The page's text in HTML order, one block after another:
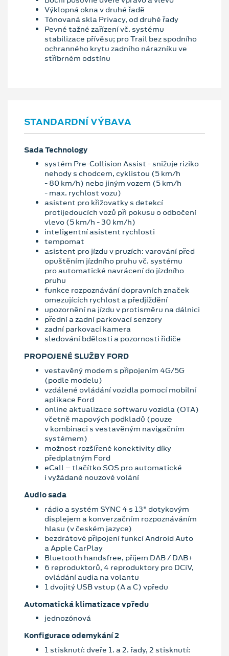
Výklopná okna v druhé řadě
Tónovaná skla Privacy, od druhé řady
Pevné tažné zařízení vč. systému
stabilizace přívěsu; pro Trail bez spodního
ochranného krytu zadního nárazníku ve
stříbrném odstínu
STANDARDNÍ VÝBAVA
Sada Technology
systém Pre-Collision Assist - snižuje riziko
nehody s chodcem, cyklistou (5 km/h
- 80 km/h) nebo jiným vozem (5 km/h
- max. rychlost vozu)
asistent pro křižovatky s detekcí
protijedoucích vozů při pokusu o odbočení
vlevo (5 km/h - 30 km/h)
inteligentní asistent rychlosti
tempomat
asistent pro jízdu v pruzích: varování před
opuštěním jízdního pruhu vč. systému
pro automatické navrácení do jízdního
pruhu
funkce rozpoznávání dopravních značek
omezujících rychlost a předjíždění
upozornění na jízdu v protisměru na dálnici
přední a zadní parkovací senzory
zadní parkovací kamera
sledování bdělosti a pozornosti řidiče
PROPOJENÉ SLUŽBY FORD
vestavěný modem s připojením 4G/5G
(podle modelu)
vzdálené ovládání vozidla pomocí mobilní
aplikace Ford
online aktualizace softwaru vozidla (OTA)
včetně mapových podkladů (pouze
v kombinaci s vestavěným navigačním
systémem)
možnost rozšířené konektivity díky
předplatným Ford
eCall – tlačítko SOS pro automatické
i vyžádané nouzové volání
Audio sada
rádio a systém SYNC 4 s 13" dotykovým
displejem a konverzačním rozpoznáváním
hlasu (v českém jazyce)
bezdrátové připojení funkcí Android Auto
a Apple CarPlay
Bluetooth handsfree, příjem DAB / DAB+
6 reproduktorů, 4 reproduktory pro DCiV,
ovládání audia na volantu
1 dvojitý USB vstup (A a C) vpředu
Automatická klimatizace vpředu
jednozónová
Konfigurace odemykání 2
1 stisknutí: dveře 1. a 2. řady, 2 stisknutí: